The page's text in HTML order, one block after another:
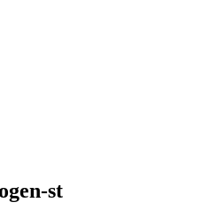
st